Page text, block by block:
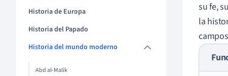
Historia de Europa
Historia del Papado
Historia del mundo moderno
Abd al-Malik
su fe,
la